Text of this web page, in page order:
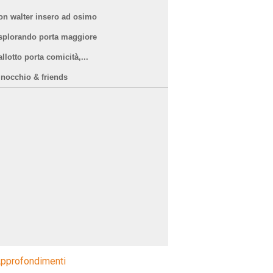
walter insero ad osimo
porta maggiore
porta comicità,...
& friends